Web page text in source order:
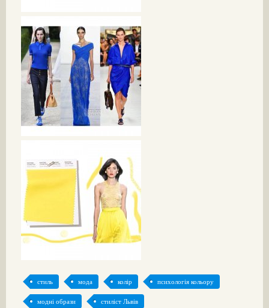
стиль мода колір психологія кольору
модні образи стиліст Львів